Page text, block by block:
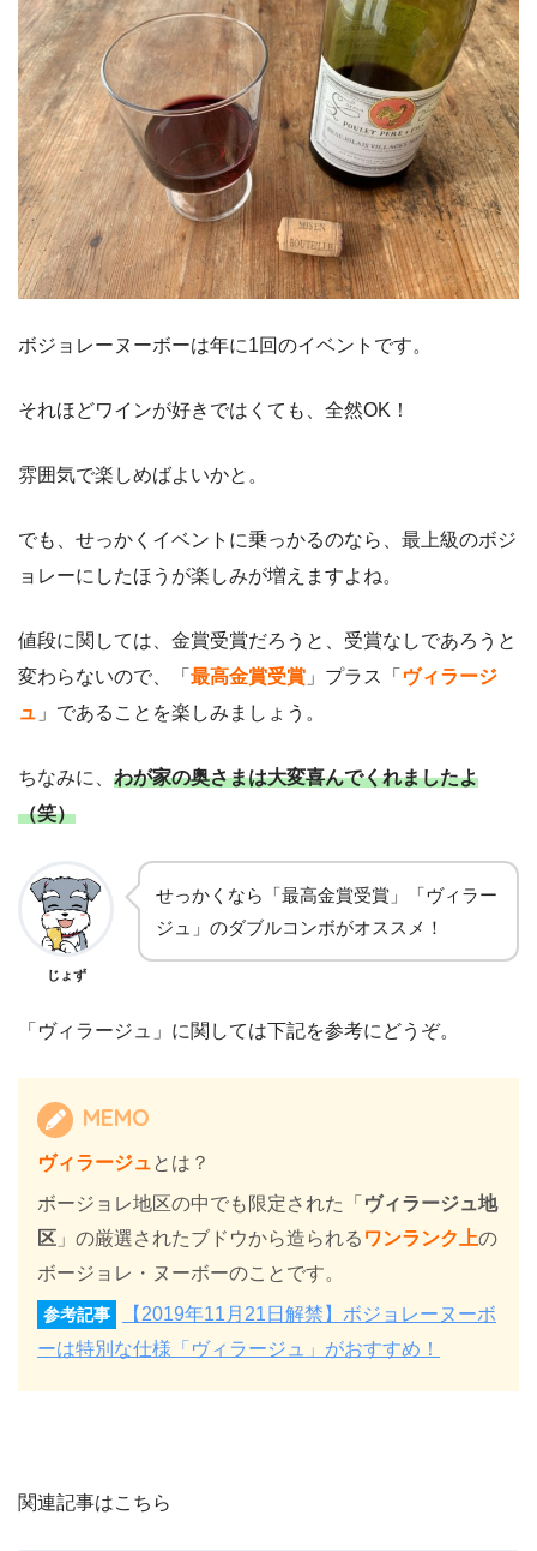
ボジョレーヌーボーは年に1回のイベントです。
それほどワインが好きではくても、全然OK！
雰囲気で楽しめばよいかと。
でも、せっかくイベントに乗っかるのなら、最上級のボジ
ョレーにしたほうが楽しみが増えますよね。
値段に関しては、金賞受賞だろうと、受賞なしであろうと
変わらないので、「 最高金賞受賞 」プラス「 ヴィラージ
ュ 」であることを楽しみましょう。
ちなみに、 わが家の奥さまは大変喜んでくれましたよ
（笑）
じょず
せっかくなら「最高金賞受賞」「ヴィラー
ジュ」のダブルコンボがオススメ！
「ヴィラージュ」に関しては下記を参考にどうぞ。
MEMO
ヴィラージュとは？
ボージョレ地区の中でも限定された「 ヴィラージュ地
区 」の厳選されたブドウから造られる ワンランク上の
ボージョレ・ヌーボーのことです。
参考記事
【2019年11月21日解禁】ボジョレーヌーボ
ーは特別な仕様「ヴィラージュ」がおすすめ！
関連記事はこちら